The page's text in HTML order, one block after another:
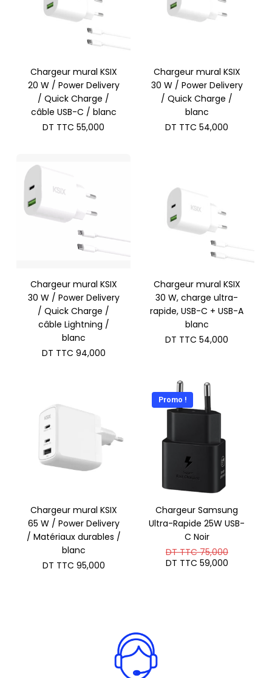
Chargeur mural KSIX
20 W / Power Delivery
/ Quick Charge /
câble USB-C / blanc
DT TTC 55,000
Chargeur mural KSIX
30 W / Power Delivery
/ Quick Charge /
blanc
DT TTC 54,000
Chargeur mural KSIX
30 W / Power Delivery
/ Quick Charge /
câble Lightning /
blanc
DT TTC 94,000
Chargeur mural KSIX
30 W, charge ultra-
rapide, USB-C + USB-A
blanc
DT TTC 54,000
Chargeur mural KSIX
65 W / Power Delivery
/ Matériaux durables /
blanc
DT TTC 95,000
Promo !
Chargeur Samsung
Ultra-Rapide 25W USB-
C Noir
DT TTC75,000Le
prix
DT TTC 59,000Le